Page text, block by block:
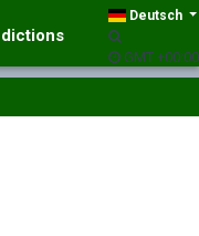
Deutsch
GMT +00:00